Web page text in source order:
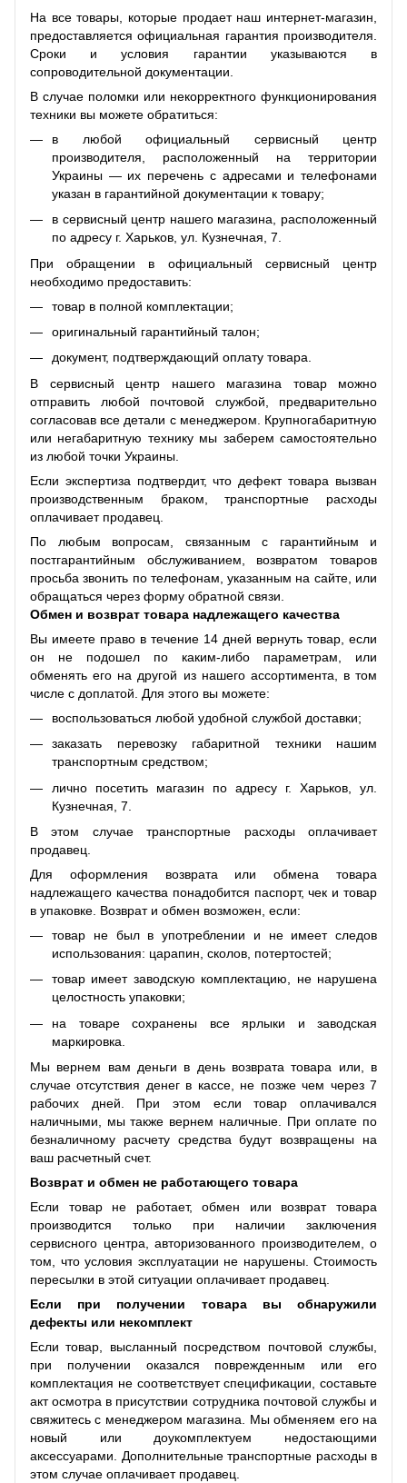
На все товары, которые продает наш интернет-магазин,
предоставляется официальная гарантия производителя.
Сроки и условия гарантии указываются в
сопроводительной документации.
В случае поломки или некорректного функционирования
техники вы можете обратиться:
в любой официальный сервисный центр
производителя, расположенный на территории
Украины — их перечень с адресами и телефонами
указан в гарантийной документации к товару;
в сервисный центр нашего магазина, расположенный
по адресу г. Харьков, ул. Кузнечная, 7.
При обращении в официальный сервисный центр
необходимо предоставить:
товар в полной комплектации;
оригинальный гарантийный талон;
документ, подтверждающий оплату товара.
В сервисный центр нашего магазина товар можно
отправить любой почтовой службой, предварительно
согласовав все детали с менеджером. Крупногабаритную
или негабаритную технику мы заберем самостоятельно
из любой точки Украины.
Если экспертиза подтвердит, что дефект товара вызван
производственным браком, транспортные расходы
оплачивает продавец.
По любым вопросам, связанным с гарантийным и
постгарантийным обслуживанием, возвратом товаров
просьба звонить по телефонам, указанным на сайте, или
обращаться через форму обратной связи.
Обмен и возврат товара надлежащего качества
Вы имеете право в течение 14 дней вернуть товар, если
он не подошел по каким-либо параметрам, или
обменять его на другой из нашего ассортимента, в том
числе с доплатой. Для этого вы можете:
воспользоваться любой удобной службой доставки;
заказать перевозку габаритной техники нашим
транспортным средством;
лично посетить магазин по адресу г. Харьков, ул.
Кузнечная, 7.
В этом случае транспортные расходы оплачивает
продавец.
Для оформления возврата или обмена товара
надлежащего качества понадобится паспорт, чек и товар
в упаковке. Возврат и обмен возможен, если:
товар не был в употреблении и не имеет следов
использования: царапин, сколов, потертостей;
товар имеет заводскую комплектацию, не нарушена
целостность упаковки;
на товаре сохранены все ярлыки и заводская
маркировка.
Мы вернем вам деньги в день возврата товара или, в
случае отсутствия денег в кассе, не позже чем через 7
рабочих дней. При этом если товар оплачивался
наличными, мы также вернем наличные. При оплате по
безналичному расчету средства будут возвращены на
ваш расчетный счет.
Возврат и обмен не работающего товара
Если товар не работает, обмен или возврат товара
производится только при наличии заключения
сервисного центра, авторизованного производителем, о
том, что условия эксплуатации не нарушены. Стоимость
пересылки в этой ситуации оплачивает продавец.
Если при получении товара вы обнаружили
дефекты или некомплект
Если товар, высланный посредством почтовой службы,
при получении оказался поврежденным или его
комплектация не соответствует спецификации, составьте
акт осмотра в присутствии сотрудника почтовой службы и
свяжитесь с менеджером магазина. Мы обменяем его на
новый или доукомплектуем недостающими
аксессуарами. Дополнительные транспортные расходы в
этом случае оплачивает продавец.